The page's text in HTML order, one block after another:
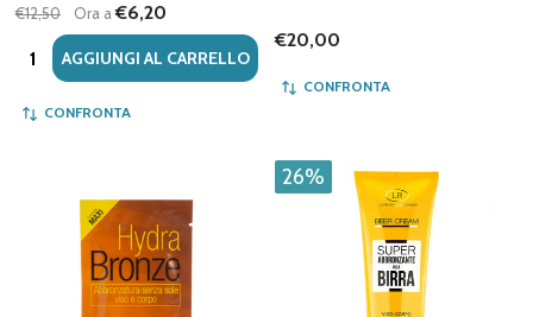
€12,50
Ora a€6,20
Quantità:AGGIUNGI AL CARRELLO
CONFRONTA
€20,00
CONFRONTA
26%